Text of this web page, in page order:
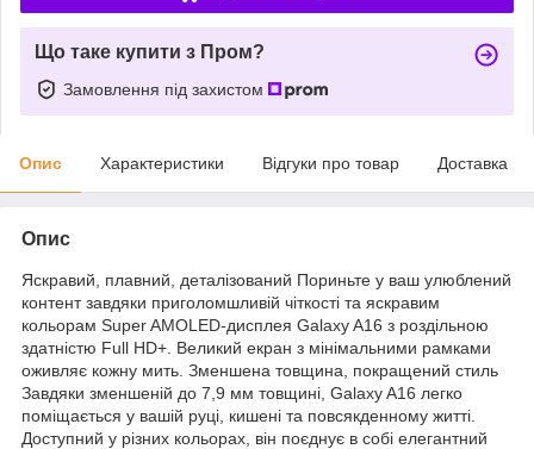
Що таке купити з Пром?
Замовлення під захистом
Опис Характеристики Відгуки про товар Доставка
Опис
Яскравий, плавний, деталізований Пориньте у ваш улюблений
контент завдяки приголомшливій чіткості та яскравим
кольорам Super AMOLED-дисплея Galaxy A16 з роздільною
здатністю Full HD+. Великий екран з мінімальними рамками
оживляє кожну мить. Зменшена товщина, покращений стиль
Завдяки зменшеній до 7,9 мм товщині, Galaxy A16 легко
поміщається у вашій руці, кишені та повсякденному житті.
Доступний у різних кольорах, він поєднує в собі елегантний